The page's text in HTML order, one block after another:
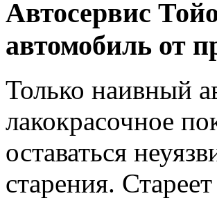
Автосервис
автомобиль от
Только наивный
лакокрасочное
оставаться
старения.